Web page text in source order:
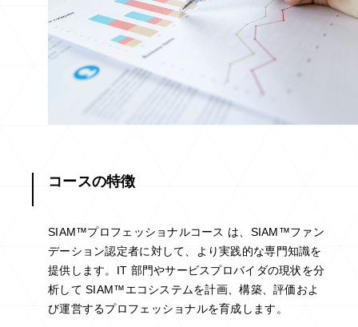
コースの特徴
SIAM™プロフェッショナルコース は、SIAM™ファン
デーション認定者に対して、より実践的な専門知識を
提供します。IT 部門やサービスプロバイダの現状を分
析して SIAM™エコシステムを計画、構築、評価およ
び運営するプロフェッショナルを育成します。